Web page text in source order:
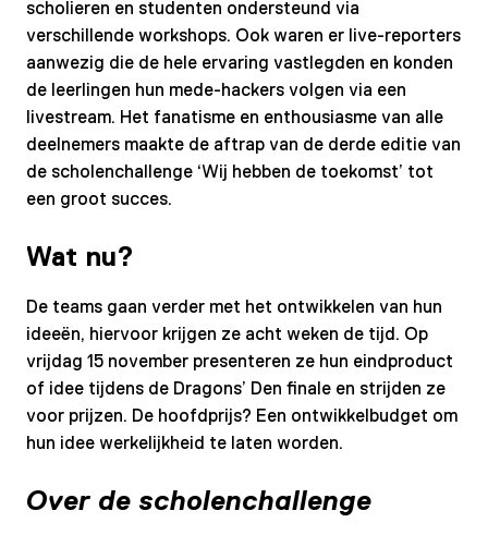
scholieren en studenten ondersteund via
verschillende workshops. Ook waren er live-reporters
aanwezig die de hele ervaring vastlegden en konden
de leerlingen hun mede-hackers volgen via een
livestream. Het fanatisme en enthousiasme van alle
deelnemers maakte de aftrap van de derde editie van
de scholenchallenge ‘Wij hebben de toekomst’ tot
een groot succes.
Wat nu?
De teams gaan verder met het ontwikkelen van hun
ideeën, hiervoor krijgen ze acht weken de tijd. Op
vrijdag 15 november presenteren ze hun eindproduct
of idee tijdens de Dragons’ Den finale en strijden ze
voor prijzen. De hoofdprijs? Een ontwikkelbudget om
hun idee werkelijkheid te laten worden.
Over de scholenchallenge